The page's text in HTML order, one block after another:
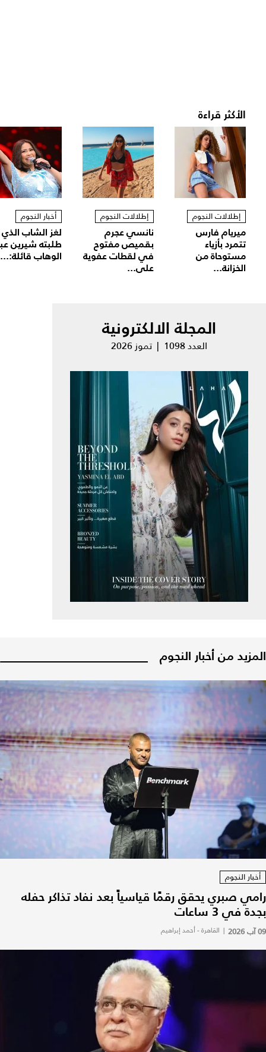
الأكثر قراءة
إطلالات النجوم
ميريام فارس
تتمرد بأزياء
مستوحاة من
الخزانة...
إطلالات النجوم
نانسي عجرم
بقميص مفتوح
في لقطات عفوية
على...
أخبار النجوم
لغز الشاب الذي
طلبته شيرين
الوهاب قائلة:...
المجلة الالكترونية
العدد 1098 | تموز 2026
المزيد من أخبار النجوم
أخبار النجوم
رامي صبري يحقق رقمًا قياسياً بعد نفاد تذاكر حفله
بجدة في 3 ساعات
09 آب 2026 | القاهرة - أحمد إبراهيم